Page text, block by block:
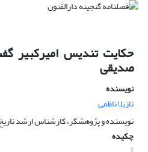
حکایت تندیس امیرکبیر
صدیقی
نویسنده
نازیلا ناظمی
نویسنده و پژوهشگر، کارشناس ارشد
چکیده